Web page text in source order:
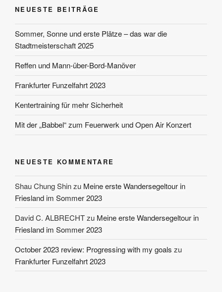
NEUESTE BEITRÄGE
Sommer, Sonne und erste Plätze – das war die
Stadtmeisterschaft 2025
Reffen und Mann-über-Bord-Manöver
Frankfurter Funzelfahrt 2023
Kentertraining für mehr Sicherheit
Mit der „Babbel“ zum Feuerwerk und Open Air Konzert
NEUESTE KOMMENTARE
Shau Chung Shinzu Meine erste Wandersegeltour in
Friesland im Sommer 2023
David C. ALBRECHTzu Meine erste Wandersegeltour in
Friesland im Sommer 2023
October 2023 review: Progressing with my goals zu
Frankfurter Funzelfahrt 2023